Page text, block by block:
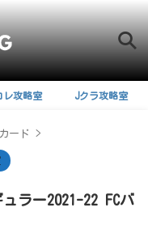
レ攻略室 Jクラ攻略室
ード >
ュラー2021-22 FCバ